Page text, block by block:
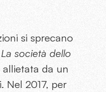
si sprecano
La società dello
da un
Nel 2017, per